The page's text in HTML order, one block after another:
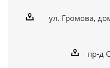
ул. Громова,
пр-д